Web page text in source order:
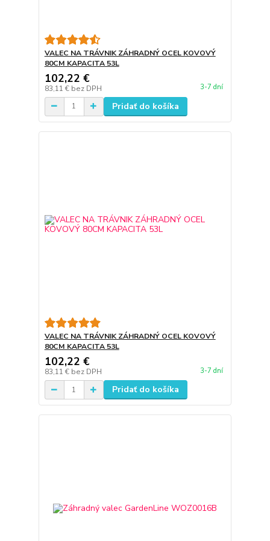
VALEC NA TRÁVNIK ZÁHRADNÝ OCEL KOVOVÝ
80CM KAPACITA 53L
102,22 €
83,11 € bez DPH 3-7 dní
Pridať do košíka
VALEC NA TRÁVNIK ZÁHRADNÝ OCEL KOVOVÝ
80CM KAPACITA 53L
102,22 €
83,11 € bez DPH 3-7 dní
Pridať do košíka